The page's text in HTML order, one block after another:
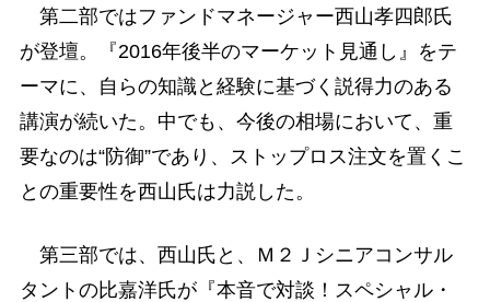
第二部ではファンドマネージャー西山孝四郎氏
が登壇。『2016年後半のマーケット見通し』をテ
ーマに、自らの知識と経験に基づく説得力のある
講演が続いた。中でも、今後の相場において、重
要なのは“防御”であり、ストップロス注文を置くこ
との重要性を西山氏は力説した。
第三部では、西山氏と、Ｍ２Ｊシニアコンサル
タントの比嘉洋氏が『本音で対談！スペシャル・